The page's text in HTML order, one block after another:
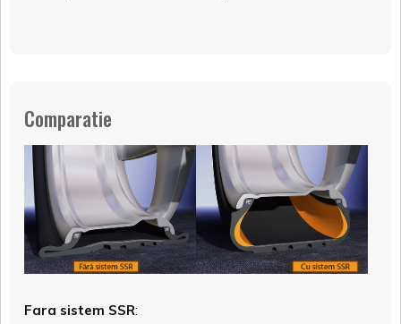
Comparatie
Fara sistem SSR: